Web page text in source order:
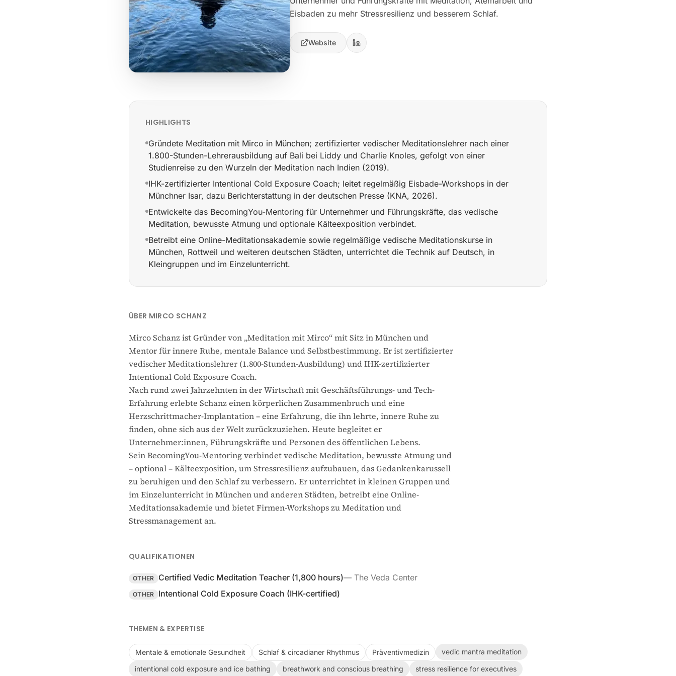
Eisbaden zu mehr Stressresilienz und besserem Schlaf.
Website
HIGHLIGHTS
Gründete Meditation mit Mirco in München; zertifizierter vedischer Meditationslehrer nach einer
1.800-Stunden-Lehrerausbildung auf Bali bei Liddy und Charlie Knoles, gefolgt von einer
Studienreise zu den Wurzeln der Meditation nach Indien (2019).
IHK-zertifizierter Intentional Cold Exposure Coach; leitet regelmäßig Eisbade-Workshops in der
Münchner Isar, dazu Berichterstattung in der deutschen Presse (KNA, 2026).
Entwickelte das BecomingYou-Mentoring für Unternehmer und Führungskräfte, das vedische
Meditation, bewusste Atmung und optionale Kälteexposition verbindet.
Betreibt eine Online-Meditationsakademie sowie regelmäßige vedische Meditationskurse in
München, Rottweil und weiteren deutschen Städten, unterrichtet die Technik auf Deutsch, in
Kleingruppen und im Einzelunterricht.
ÜBER MIRCO SCHANZ
Mirco Schanz ist Gründer von „Meditation mit Mirco“ mit Sitz in München und
Mentor für innere Ruhe, mentale Balance und Selbstbestimmung. Er ist zertifizierter
vedischer Meditationslehrer (1.800-Stunden-Ausbildung) und IHK-zertifizierter
Intentional Cold Exposure Coach.
Nach rund zwei Jahrzehnten in der Wirtschaft mit Geschäftsführungs- und Tech-
Erfahrung erlebte Schanz einen körperlichen Zusammenbruch und eine
Herzschrittmacher-Implantation – eine Erfahrung, die ihn lehrte, innere Ruhe zu
finden, ohne sich aus der Welt zurückzuziehen. Heute begleitet er
Unternehmer:innen, Führungskräfte und Personen des öffentlichen Lebens.
Sein BecomingYou-Mentoring verbindet vedische Meditation, bewusste Atmung und
– optional – Kälteexposition, um Stressresilienz aufzubauen, das Gedankenkarussell
zu beruhigen und den Schlaf zu verbessern. Er unterrichtet in kleinen Gruppen und
im Einzelunterricht in München und anderen Städten, betreibt eine Online-
Meditationsakademie und bietet Firmen-Workshops zu Meditation und
Stressmanagement an.
QUALIFIKATIONEN
OTHER Certified Vedic Meditation Teacher (1,800 hours)— The Veda Center
OTHER Intentional Cold Exposure Coach (IHK-certified)
THEMEN & EXPERTISE
Mentale & emotionale Gesundheit Schlaf & circadianer Rhythmus Präventivmedizin
vedic mantra meditation
intentional cold exposure and ice bathing
breathwork and conscious breathing
stress resilience for executives